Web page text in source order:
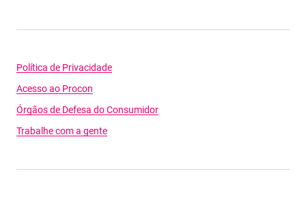
Política de Privacidade
Acesso ao Procon
Órgãos de Defesa do Consumidor
Trabalhe com a gente